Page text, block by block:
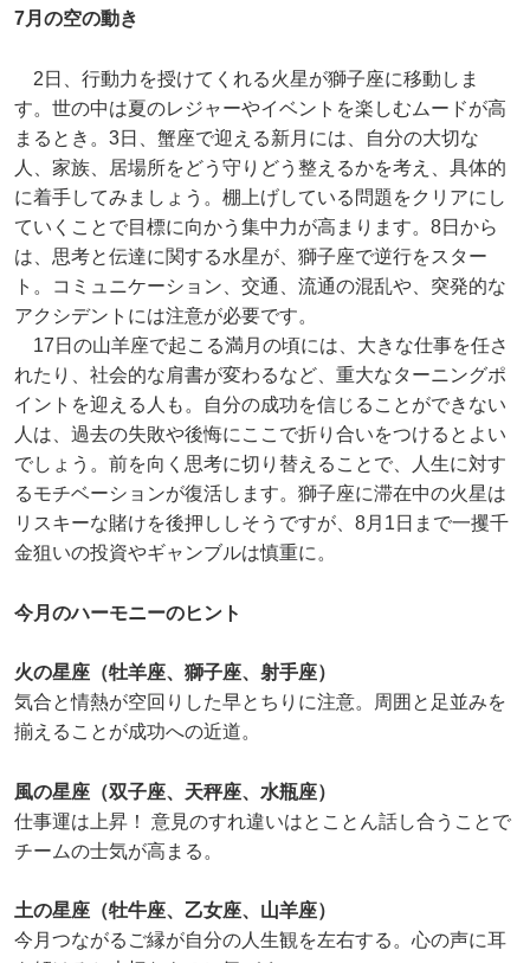
7月の空の動き
2日、行動力を授けてくれる火星が獅子座に移動しま
す。世の中は夏のレジャーやイベントを楽しむムードが高
まるとき。3日、蟹座で迎える新月には、自分の大切な
人、家族、居場所をどう守りどう整えるかを考え、具体的
に着手してみましょう。棚上げしている問題をクリアにし
ていくことで目標に向かう集中力が高まります。8日から
は、思考と伝達に関する水星が、獅子座で逆行をスター
ト。コミュニケーション、交通、流通の混乱や、突発的な
アクシデントには注意が必要です。
17日の山羊座で起こる満月の頃には、大きな仕事を任さ
れたり、社会的な肩書が変わるなど、重大なターニングポ
イントを迎える人も。自分の成功を信じることができない
人は、過去の失敗や後悔にここで折り合いをつけるとよい
でしょう。前を向く思考に切り替えることで、人生に対す
るモチベーションが復活します。獅子座に滞在中の火星は
リスキーな賭けを後押ししそうですが、8月1日まで一攫千
金狙いの投資やギャンブルは慎重に。
今月のハーモニーのヒント
火の星座（牡羊座、獅子座、射手座）
気合と情熱が空回りした早とちりに注意。周囲と足並みを
揃えることが成功への近道。
風の星座（双子座、天秤座、水瓶座）
仕事運は上昇！ 意見のすれ違いはとことん話し合うことで
チームの士気が高まる。
土の星座（牡牛座、乙女座、山羊座）
今月つながるご縁が自分の人生観を左右する。心の声に耳